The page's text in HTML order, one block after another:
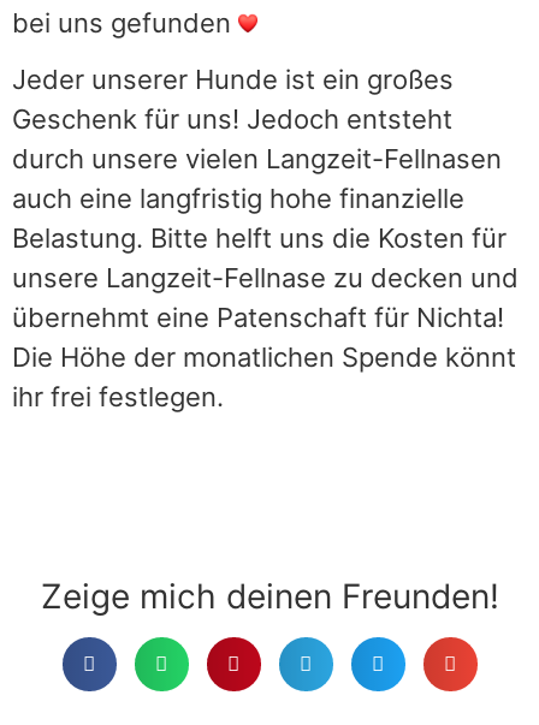
bei uns gefunden
Jeder unserer Hunde ist ein großes
Geschenk für uns! Jedoch entsteht
durch unsere vielen Langzeit-Fellnasen
auch eine langfristig hohe finanzielle
Belastung. Bitte helft uns die Kosten für
unsere Langzeit-Fellnase zu decken und
übernehmt eine Patenschaft für Nichta!
Die Höhe der monatlichen Spende könnt
ihr frei festlegen.
Zeige mich deinen Freunden!